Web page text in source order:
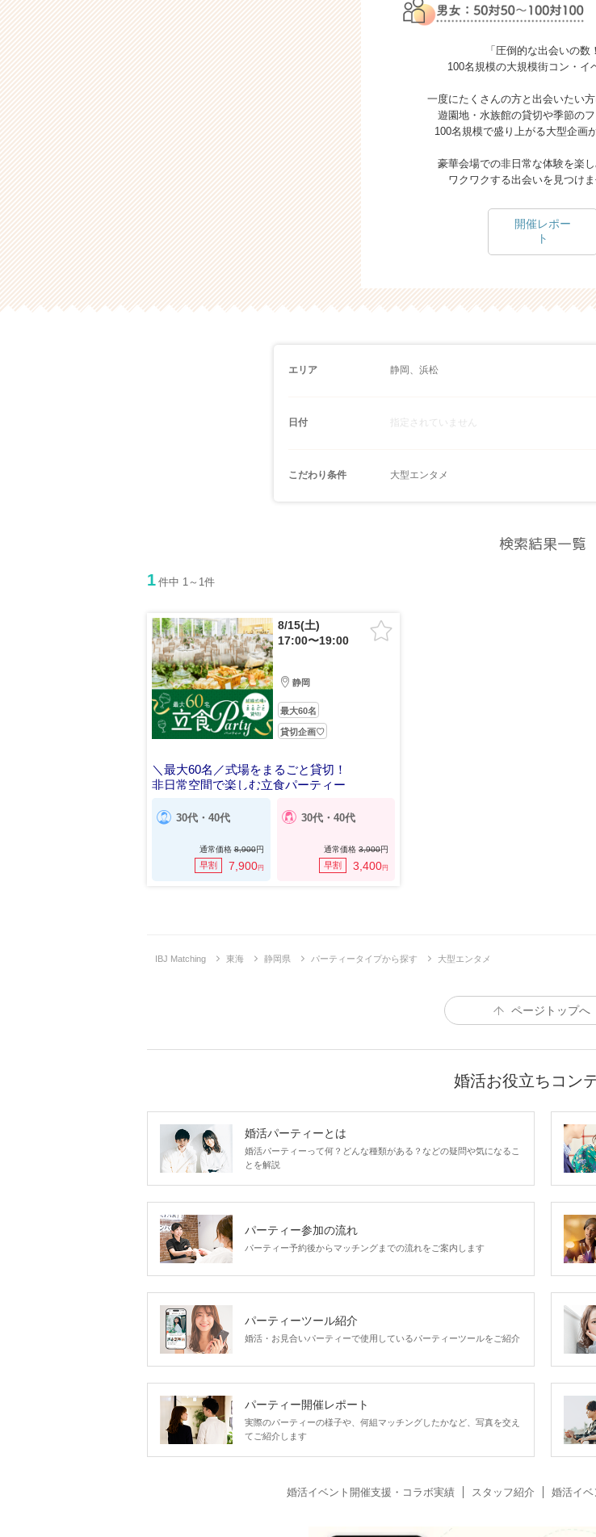
「圧倒的な出会いの数！
100名規模の大規模街コン・イ
一度にたくさんの方と出会いたい方
遊園地・水族館の貸切や季節のフ
100名規模で盛り上がる大型企画
豪華会場での非日常な体験を楽し
ワクワクする出会いを見つけ
開催レポー
ト
エリア 静岡、浜松
日付 指定されていません
こだわり条件 大型エンタメ
検索結果一覧
1 件中 1～1件
8/15(土)
17:00〜19:00
静岡
最大60名
貸切企画♡
＼最大60名／式場をまるごと貸切！
非日常空間で楽しむ立食パーティー
30代・40代
通常価格8,900円
早割 7,900円
30代・40代
通常価格3,900円
早割 3,400円
IBJ Matching 東海 静岡県 パーティータイプから探す 大型エンタメ
ページトップへ
婚活お役立ちコン
婚活パーティーとは
婚活パーティーって何？どんな種類がある？などの疑問や気になるこ
とを解説
パーティー参加の流れ
パーティー予約後からマッチングまでの流れをご案内します
パーティーツール紹介
婚活・お見合いパーティーで使用しているパーティーツールをご紹介
パーティー開催レポート
実際のパーティーの様子や、何組マッチングしたかなど、写真を交え
てご紹介します
婚活イベント開催支援・コラボ実績 スタッフ紹介 婚活イベ